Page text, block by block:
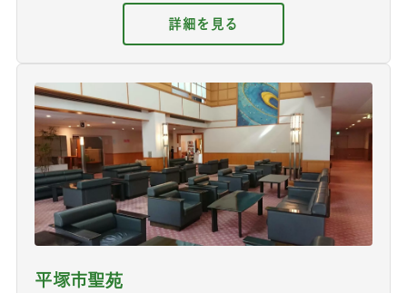
詳細を見る
平塚市聖苑